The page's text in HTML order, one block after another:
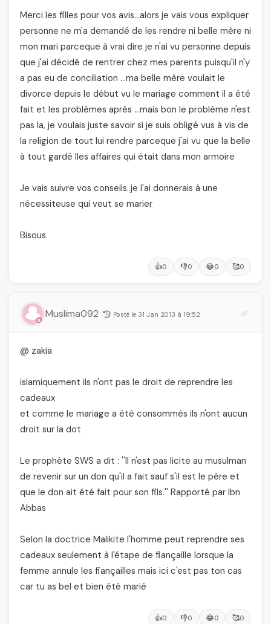
Merci les filles pour vos avis…alors je vais vous expliquer
personne ne m'a demandé de les rendre ni belle mère ni
mon mari parceque à vrai dire je n'ai vu personne depuis
que j'ai décidé de rentrer chez mes parents puisqu'il n'y
a pas eu de conciliation …ma belle mère voulait le
divorce depuis le début vu le mariage comment il a été
fait et les problèmes après …mais bon le problème n'est
pas la, je voulais juste savoir si je suis obligé vus à vis de
la religion de tout lui rendre parceque j'ai vu que la belle
à tout gardé lles affaires qui était dans mon armoire
Je vais suivre vos conseils..je l'ai donnerais à une
nécessiteuse qui veut se marier
Bisous
👍0 👎0 😂0 🥰0
Muslima092 Posté le 31 Jan 2013 à 19:52
@ zakia
islamiquement ils n'ont pas le droit de reprendre les
cadeaux
et comme le mariage a été consommés ils n'ont aucun
droit sur la dot
Le prophète SWS a dit : ''Il n'est pas licite au musulman
de revenir sur un don qu'il a fait sauf s'il est le père et
que le don ait été fait pour son fils.'' Rapporté par Ibn
Abbas
Selon la doctrice Malikite l'homme peut reprendre ses
cadeaux seulement à l'étape de fiançaille lorsque la
femme annule les fiançailles mais ici c'est pas ton cas
car tu as bel et bien été marié
👍0 👎0 😂0 🥰0